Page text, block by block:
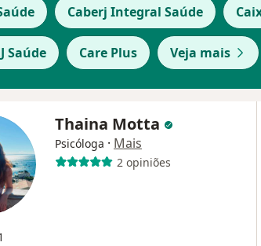
Caberj Integral Saúde
Saúde Care Plus Veja mais
Thaina Motta
Psicóloga · Mais
2 opiniões